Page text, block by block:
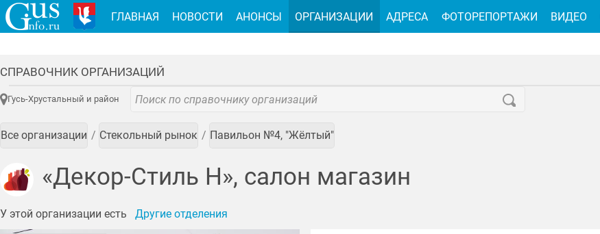
СПРАВОЧНИК ОРГАНИЗАЦИЙ
Гусь-Хрустальный и район
Все организации Стекольный рынок Павильон №4, "Жёлтый"
«Декор-Стиль Н», салон магазин
У этой организации есть Другие отделения
ГЛАВНАЯ НОВОСТИ АНОНСЫ ОРГАНИЗАЦИИ АДРЕСА ФОТОРЕПОРТАЖИ ВИДЕО